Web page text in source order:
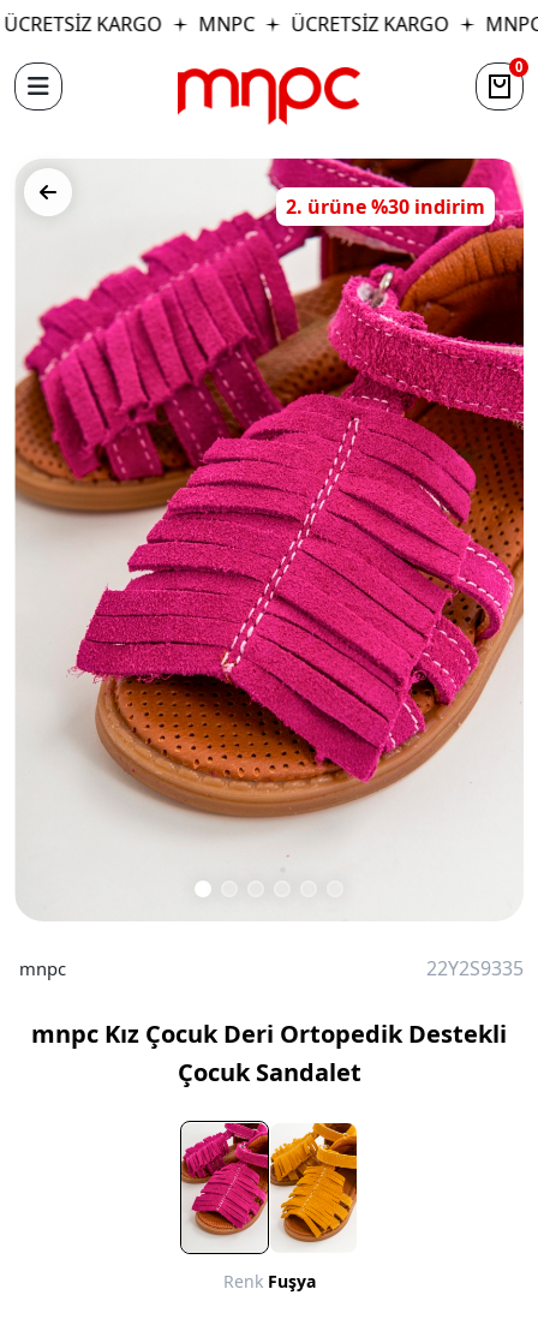
KARGO MNPC ÜCRETSİZ KARGO MNPC
0
2. ürüne %30 indirim
mnpc 22Y2S9335
mnpc Kız Çocuk Deri Ortopedik Destekli
Çocuk Sandalet
Renk Fuşya